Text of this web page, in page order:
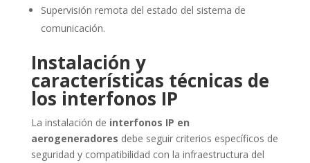
Supervisión remota del estado del sistema de
comunicación.
Instalación y
características técnicas de
los interfonos IP
La instalación de interfonos IP en
aerogeneradores debe seguir criterios específicos de
seguridad y compatibilidad con la infraestructura del